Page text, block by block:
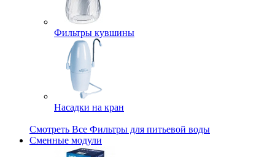
Фильтры кувшины
Насадки на кран
Смотреть Все Фильтры для питьевой воды
Сменные модули